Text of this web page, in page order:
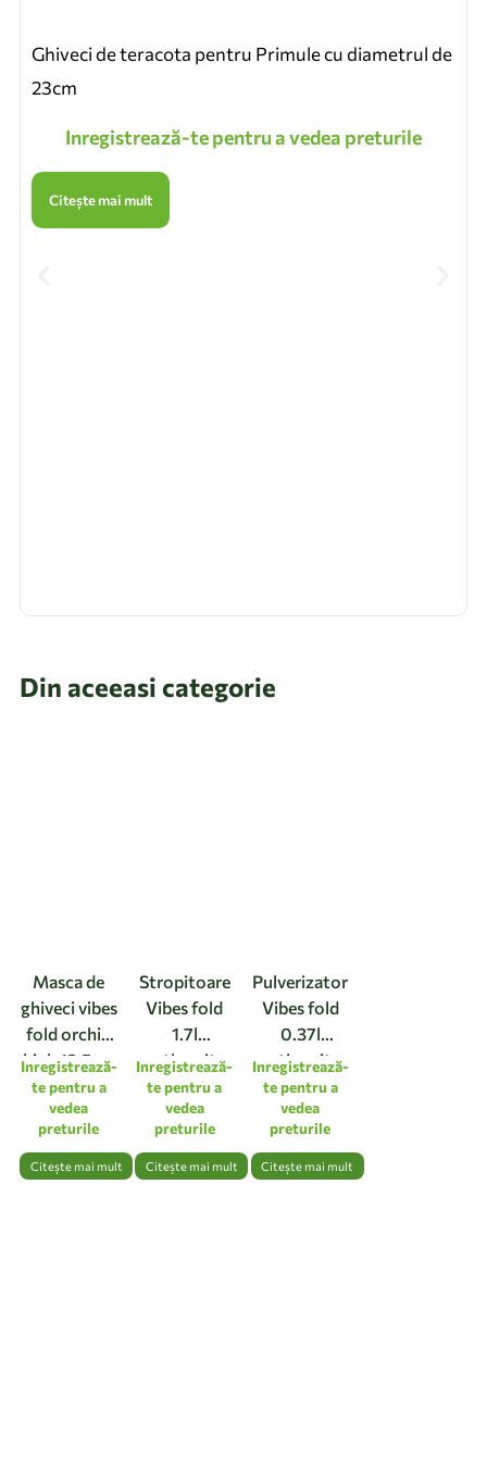
Ghiveci de teracota pentru Primule cu diametrul de
23cm
Inregistrează-te pentru a vedea preturile
Citește mai mult
Din aceeasi categorie
Masca de
ghiveci vibes
fold orchid
high 12,5cm
linen white
Inregistrează-
te pentru a
vedea
preturile
Citește mai mult
Stropitoare
Vibes fold
1.7l
anthracite
Inregistrează-
te pentru a
vedea
preturile
Citește mai mult
Pulverizator
Vibes fold
0.37l
anthracite
Inregistrează-
te pentru a
vedea
preturile
Citește mai mult